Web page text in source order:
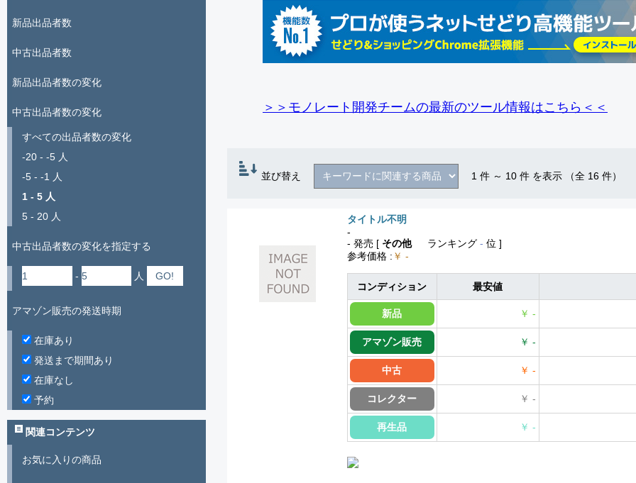
＞＞モノレート開発チームの最新のツール情報はこちら＜＜
並び替え 1 件 ～ 10 件 を表示 （全 16 件）
タイトル不明
-
- 発売 [ その他 ランキング - 位 ]
参考価格 : ￥ -
コンディション 最安値
新品 ￥ -
アマゾン販売 ￥ -
中古 ￥ -
コレクター ￥ -
再生品 ￥ -
新品出品者数
中古出品者数
新品出品者数の変化
中古出品者数の変化
すべての出品者数の変化
-20 - -5 人
-5 - -1 人
1 - 5 人
5 - 20 人
中古出品者数の変化を指定する
- 人
アマゾン販売の発送時期
在庫あり
発送まで期間あり
在庫なし
予約
関連コンテンツ
お気に入りの商品